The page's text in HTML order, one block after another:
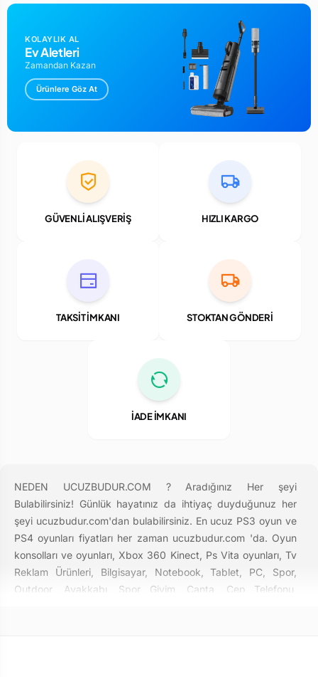
KOLAYLIK AL
Ev Aletleri
Zamandan Kazan
Ürünlere Göz At
GÜVENLİ ALIŞVERİŞ HIZLI KARGO
TAKSİT İMKANI STOKTAN GÖNDERİ
İADE İMKANI
NEDEN UCUZBUDUR.COM ? Aradığınız Her şeyi
Bulabilirsiniz! Günlük hayatınız da ihtiyaç duyduğunuz her
şeyi ucuzbudur.com'dan bulabilirsiniz. En ucuz PS3 oyun ve
PS4 oyunları fiyatları her zaman ucuzbudur.com 'da. Oyun
konsolları ve oyunları, Xbox 360 Kinect, Ps Vita oyunları, Tv
Reklam Ürünleri, Bilgisayar, Notebook, Tablet, PC, Spor,
Outdoor, Ayakkabı, Spor Giyim, Çanta, Cep Telefonu,